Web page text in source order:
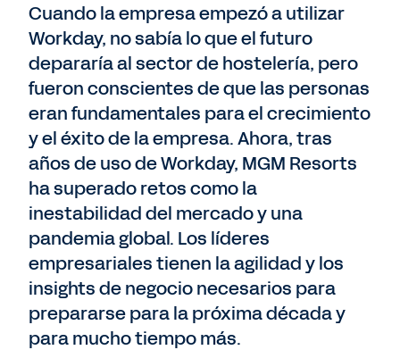
Cuando la empresa empezó a utilizar
Workday, no sabía lo que el futuro
depararía al sector de hostelería, pero
fueron conscientes de que las personas
eran fundamentales para el crecimiento
y el éxito de la empresa. Ahora, tras
años de uso de Workday, MGM Resorts
ha superado retos como la
inestabilidad del mercado y una
pandemia global. Los líderes
empresariales tienen la agilidad y los
insights de negocio necesarios para
prepararse para la próxima década y
para mucho tiempo más.